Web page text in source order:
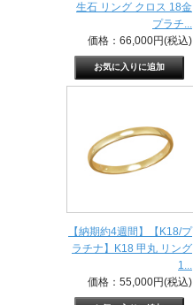
生石 リング クロス 18金
プラチ...
価格：66,000円(税込)
【納期約4週間】【K18/プ
ラチナ】K18 甲丸 リング
1...
価格：55,000円(税込)